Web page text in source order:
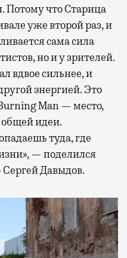
Потому что Старица
уже второй раз, и
сама сила
но и у зрителей.
вдвое сильнее, и
энергией. Это
Man — место,
идеи.
туда, где
— поделился
Сергей Давыдов.